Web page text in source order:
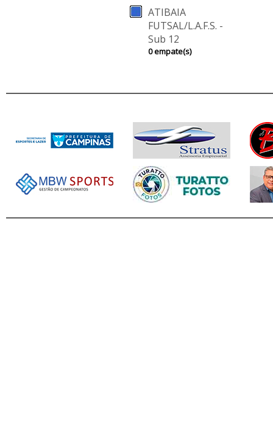
ATIBAIA
FUTSAL/L.A.F.S. -
Sub 12
0 empate(s)